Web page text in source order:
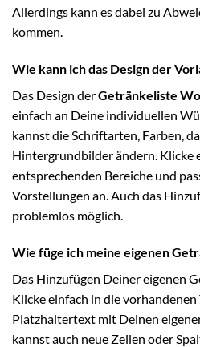
Allerdings kann es dabei zu
kommen.
Wie kann ich das Design der
Das Design derGetränkeliste
einfach an Deine individuellen
kannst die Schriftarten, Farben,
Hintergrundbilder ändern. Klicke
entsprechenden Bereiche und
Vorstellungen an. Auch das
problemlos möglich.
Wie füge ich meine eigenen
Das Hinzufügen Deiner eigenen
Klicke einfach in die
Platzhaltertext mit Deinen
kannst auch neue Zeilen oder